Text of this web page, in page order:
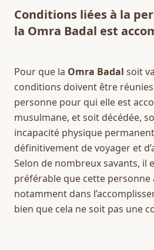
Conditions liées à la
la Omra Badal est
Pour que la Omra Badal soit
conditions doivent être
personne pour qui elle est
musulmane, et soit décédée,
incapacité physique
définitivement de voyager et
Selon de nombreux savants, il
préférable que cette
notamment dans
bien que cela ne soit pas une